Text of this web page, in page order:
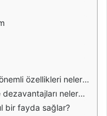
özellikleri nelerdir?
nelerdir?
bir fayda sağlar?